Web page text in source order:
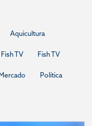
Aquicultura
TV Fish TV
Política